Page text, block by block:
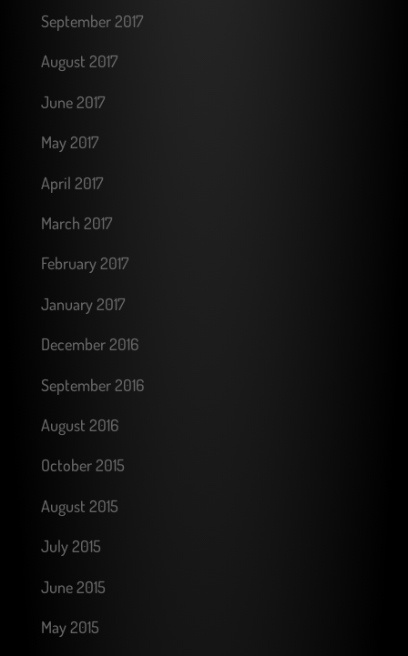
September 2017
August 2017
June 2017
May 2017
April 2017
March 2017
February 2017
January 2017
December 2016
September 2016
August 2016
October 2015
August 2015
July 2015
June 2015
May 2015